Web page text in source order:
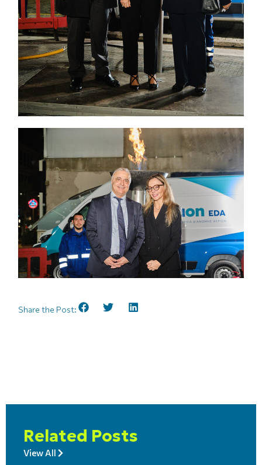
Share the Post:
Related Posts
View All